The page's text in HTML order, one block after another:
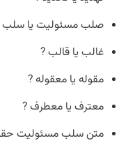
صلب مسئولیت یا سلب
غالب یا قالب ?
مقوله یا معقوله ?
معترف یا معطرف ?
متن سلب مسئولیت